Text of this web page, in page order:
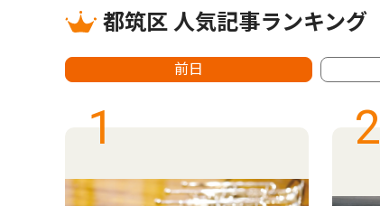
都筑区 人気記事ランキング
前日
1 2